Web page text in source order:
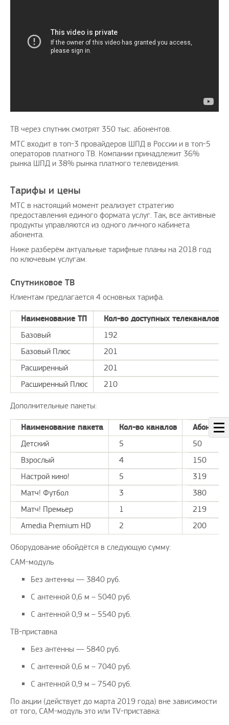
ТВ через спутник смотрят 350 тыс. абонентов.
МТС входит в топ-3 провайдеров ШПД в России и в топ-5
операторов платного ТВ. Компании принадлежит 36%
рынка ШПД и 38% рынка платного телевидения.
Тарифы и цены
МТС в настоящий момент реализует стратегию
предоставления единого формата услуг. Так, все активные
продукты управляются из одного личного кабинета
абонента.
Ниже разберём актуальные тарифные планы на 2018 год
по ключевым услугам.
Спутниковое ТВ
Клиентам предлагается 4 основных тарифа.
Наименование ТП
Кол-во доступных телеканалов
Базовый
192
Базовый Плюс
201
Расширенный
201
Расширенный Плюс
210
Дополнительные пакеты:
Наименование пакета Кол-во каналов
Детский
5
50
Взрослый
4
150
Настрой кино!
5
319
Матч! Футбол
3
380
Матч! Премьер
1
219
Amedia Premium HD
2 200
Оборудование обойдётся в следующую сумму:
CAM-модуль
Без антенны — 3840 руб.
С антенной 0,6 м – 5040 руб.
С антенной 0,9 м – 5540 руб.
ТВ-приставка
Без антенны — 5840 руб.
С антенной 0,6 м – 7040 руб.
С антенной 0,9 м – 7540 руб.
По акции (действует до марта 2019 года) вне зависимости
от того, CAM-модуль это или TV-приставка: